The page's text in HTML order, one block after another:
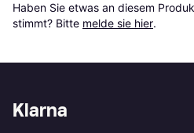
Haben Sie etwas an diesem
stimmt? Bitte melde sie hier.
Klarna